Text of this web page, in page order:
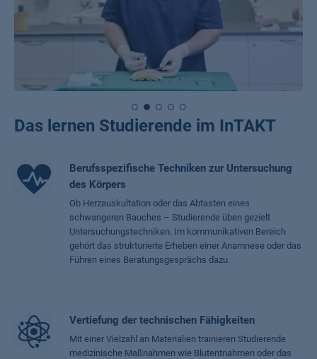
Das lernen Studierende im InTAKT
Berufsspezifische Techniken zur Untersuchung
des Körpers
Ob Herzauskultation oder das Abtasten eines
schwangeren Bauches – Studierende üben gezielt
Untersuchungstechniken. Im kommunikativen Bereich
gehört das strukturierte Erheben einer Anamnese oder das
Führen eines Beratungsgesprächs dazu.
Vertiefung der technischen Fähigkeiten
Mit einer Vielzahl an Materialien trainieren Studierende
medizinische Maßnahmen wie Blutentnahmen oder das